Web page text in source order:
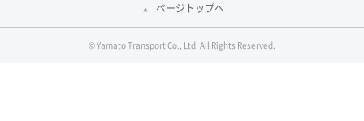
ページトップへ
© Yamato Transport Co., Ltd. All Rights Reserved.